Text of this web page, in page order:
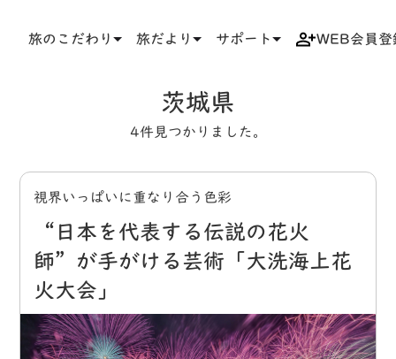
旅のこだわり 旅だより サポート WEB会員登
茨城県
4件見つかりました。
視界いっぱいに重なり合う色彩
“日本を代表する伝説の花火
師”が手がける芸術「大洗海上花
火大会」